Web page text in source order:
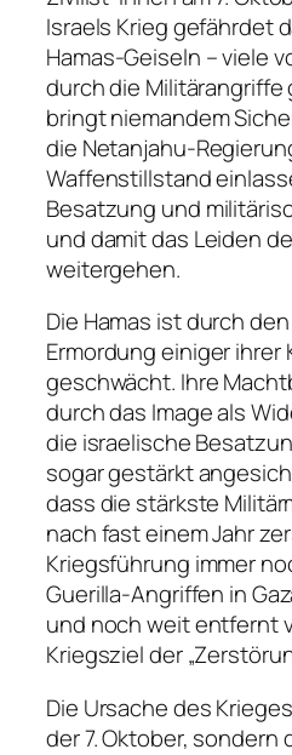
Israels Krieg gefährdet
Hamas-Geiseln – viele
durch die Militärangriffe
bringt niemandem
die Netanjahu-
Waffenstillstand
Besatzung und
und damit das Leiden
weitergehen.
Die Hamas ist durch
Ermordung einiger ihrer
geschwächt. Ihre
durch das Image als
die israelische
sogar gestärkt
dass die stärkste
nach fast einem Jahr
Kriegsführung immer
Guerilla-Angriffen in
und noch weit entfernt
Kriegsziel der
Die Ursache des
der 7. Oktober, sondern